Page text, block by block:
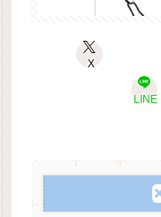
X
LINE